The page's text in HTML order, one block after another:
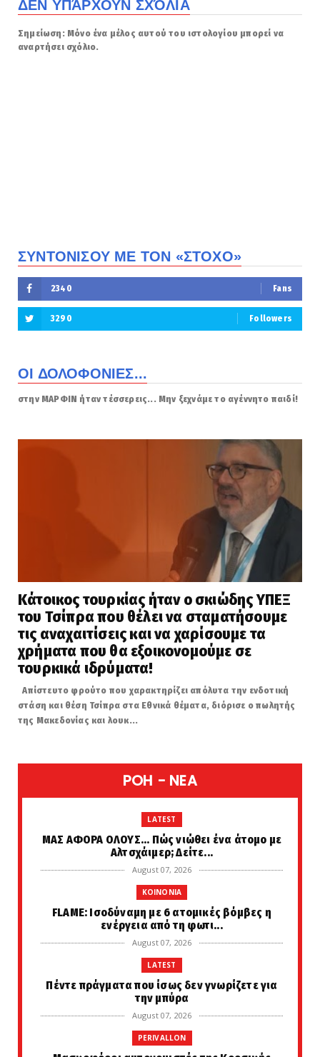
ΔΕΝ ΥΠΆΡΧΟΥΝ ΣΧΌΛΙΑ
Σημείωση: Μόνο ένα μέλος αυτού του ιστολογίου μπορεί να
αναρτήσει σχόλιο.
ΣΥΝΤΟΝΙΣΟΥ ΜΕ ΤΟΝ «ΣΤΟΧΟ»
2340 Fans
3290 Followers
ΟΙ ΔΟΛΟΦΟΝΙΕΣ...
στην ΜΑΡΦΙΝ ήταν τέσσερεις... Μην ξεχνάμε το αγέννητο παιδί!
Κάτοικος τουρκίας ήταν ο σκιώδης ΥΠΕΞ
του Τσίπρα που θέλει να σταματήσουμε
τις αναχαιτίσεις και να χαρίσουμε τα
χρήματα που θα εξοικονομούμε σε
τουρκικά ιδρύματα!
Απίστευτο φρούτο που χαρακτηρίζει απόλυτα την ενδοτική
στάση και θέση Τσίπρα στα Εθνικά θέματα, διόρισε ο πωλητής
της Μακεδονίας και λουκ...
POH - NEA
LATEST
ΜΑΣ ΑΦΟΡΑ ΟΛΟΥΣ... Πώς νιώθει ένα άτομο με
Αλτσχάιμερ; Δείτε...
August 07, 2026
KOINONIA
FLAME: Ισοδύναμη με 6 ατομικές βόμβες η
ενέργεια από τη φωτι...
August 07, 2026
LATEST
Πέντε πράγματα που ίσως δεν γνωρίζετε για
την μπύρα
August 07, 2026
PERIVALLON